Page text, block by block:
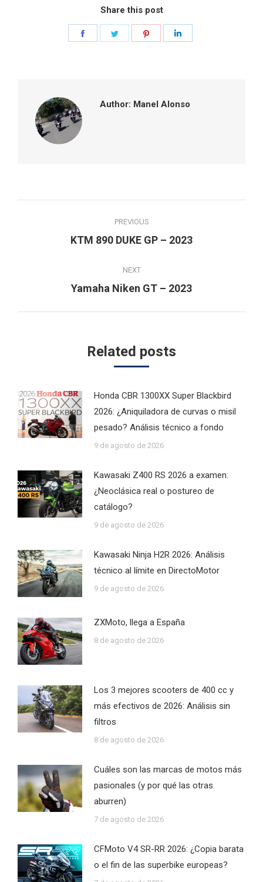
Share this post
Author: Manel Alonso
navigation
PREVIOUS
Previous
KTM 890 DUKE GP – 2023
NEXT
Next
Yamaha Niken GT – 2023
Related posts
Honda CBR 1300XX Super Blackbird
2026: ¿Aniquiladora de curvas o misil
pesado? Análisis técnico a fondo
9 de agosto de 2026
Kawasaki Z400 RS 2026 a examen:
¿Neoclásica real o postureo de
catálogo?
9 de agosto de 2026
Kawasaki Ninja H2R 2026: Análisis
técnico al límite en DirectoMotor
9 de agosto de 2026
ZXMoto, llega a España
8 de agosto de 2026
Los 3 mejores scooters de 400 cc y
más efectivos de 2026: Análisis sin
filtros
8 de agosto de 2026
Cuáles son las marcas de motos más
pasionales (y por qué las otras
aburren)
7 de agosto de 2026
CFMoto V4 SR-RR 2026: ¿Copia barata
o el fin de las superbike europeas?